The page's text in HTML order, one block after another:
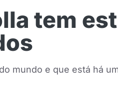
tem
mundo e que está há